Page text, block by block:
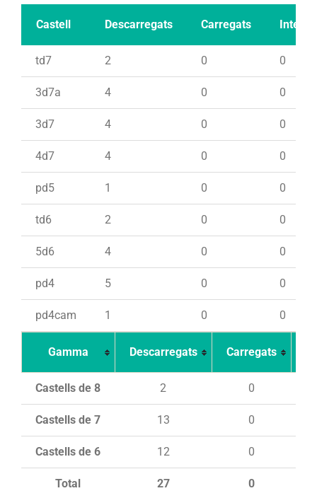
Castell Descarregats Carregats Intents
td7 2 0 0
3d7a 4 0 0
3d7 4 0 0
4d7 4 0 0
pd5 1 0 0
td6 2 0 0
5d6 4 0 0
pd4 5 0 0
pd4cam 1 0 0
Gamma Descarregats Carregats
Total 27 0
Castells de 8 2 0
Castells de 7 13 0
Castells de 6 12 0